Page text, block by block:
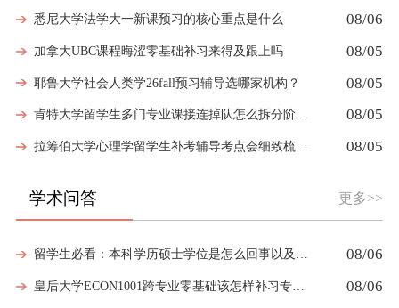
悉尼大学法学大一新课预习的核心重点是什么 08/06
加拿大UBC课程晦涩零基础补习来得及跟上吗 08/05
耶鲁大学社会人类学26fall预习辅导选哪家机构？ 08/05
肯特大学留学生多门专业课接连掉队怎么拆分阶段性补习计划 08/05
拉筹伯大学心理学留学生补考辅导考点会细致梳理吗 08/05
学术问答 更多>>
留学生必看：本科学历硕士学位是怎么回事以及如何影响考公 08/06
皇后大学ECON1001跨专业零基础该怎样补习专业课 08/06